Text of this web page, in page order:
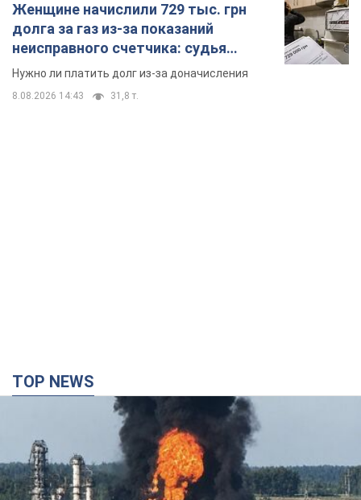
Женщине начислили 729 тыс. грн
долга за газ из-за показаний
неисправного счетчика: судья
вынес неожиданное решение
Нужно ли платить долг из-за доначисления
8.08.2026 14:43 31,8 т.
TOP NEWS